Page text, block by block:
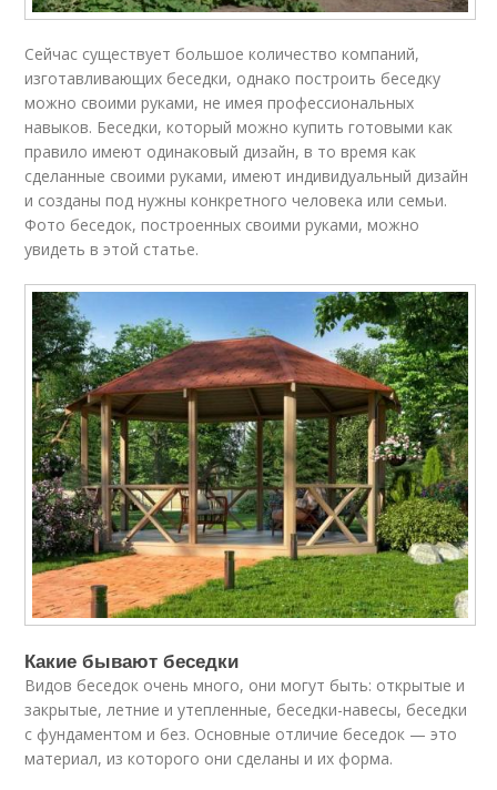
Сейчас существует большое количество компаний,
изготавливающих беседки, однако построить беседку
можно своими руками, не имея профессиональных
навыков. Беседки, который можно купить готовыми как
правило имеют одинаковый дизайн, в то время как
сделанные своими руками, имеют индивидуальный дизайн
и созданы под нужны конкретного человека или семьи.
Фото беседок, построенных своими руками, можно
увидеть в этой статье.
Какие бывают беседки
Видов беседок очень много, они могут быть: открытые и
закрытые, летние и утепленные, беседки-навесы, беседки
с фундаментом и без. Основные отличие беседок — это
материал, из которого они сделаны и их форма.